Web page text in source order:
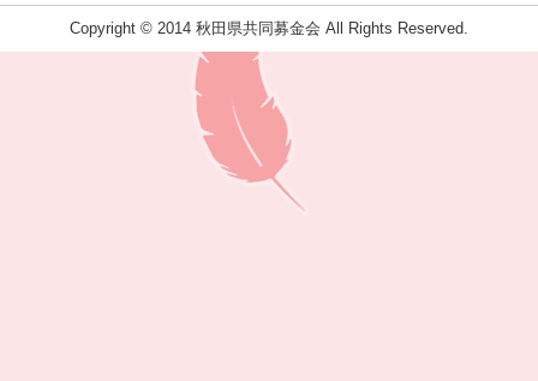
Copyright © 2014 秋田県共同募金会 All Rights Reserved.